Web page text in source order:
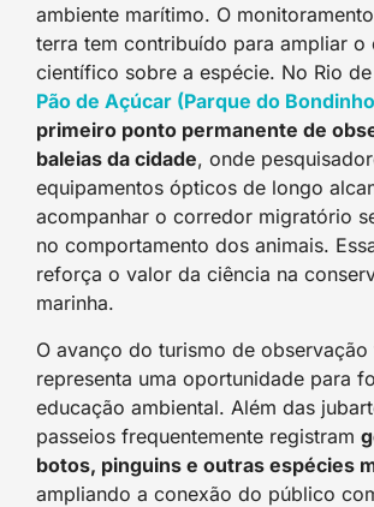
ambiente marítimo. O
terra tem contribuído para ampliar o
científico sobre a espécie. No Rio
Pão de Açúcar (Parque do
primeiro ponto permanente de
baleias da cidade, onde
equipamentos ópticos de longo
acompanhar o corredor migratório
no comportamento dos animais.
reforça o valor da ciência na
marinha.
O avanço do turismo de observação
representa uma oportunidade para
educação ambiental. Além das
passeios frequentemente registram
botos, pinguins e outras espécies
ampliando a conexão do público